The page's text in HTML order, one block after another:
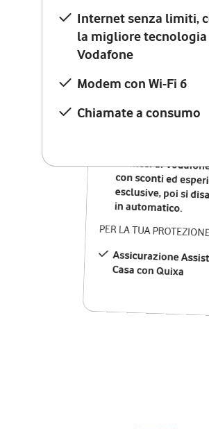
Internet senza limiti,
la migliore tecnologia
Vodafone
Modem con Wi-Fi 6
Chiamate a consumo
Internet senza
la migliore
Vodafone
Modem Seven con
Chiamate illimitate
numeri fissi e
nazionali
12 mesi di
con sconti ed
esclusive, poi si
in automatico.
PER LA TUA
Assicurazione
Casa con Quixa